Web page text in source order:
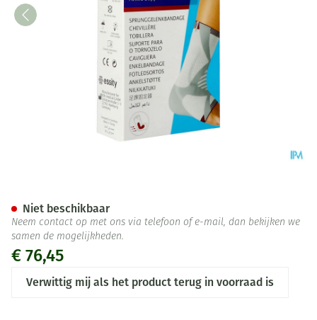
€ 76,45
Verwittig mij als het product terug in voorraad is
Niet beschikbaar
Neem contact op met ons via telefoon of e-mail, dan bekijken we
samen de mogelijkheden.